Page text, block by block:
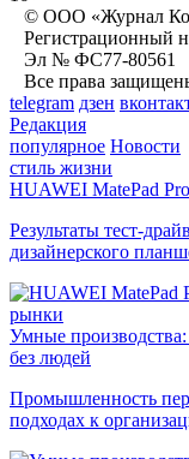
© ООО «Журнал
Регистрационный
Эл № ФС77-80561
Все права
telegram дзен
Редакция
популярное Новости
стиль жизни
HUAWEI MatePad
Результаты тест-
дизайнерского
рынки
Умные производства:
без людей
Промышленность
подходах к